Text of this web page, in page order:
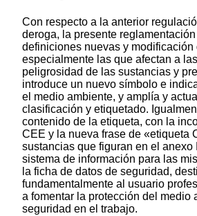
Con respecto a la anterior
deroga, la presente
definiciones nuevas y modificación
especialmente las que afectan a
peligrosidad de las sustancias y
introduce un nuevo símbolo e
el medio ambiente, y amplía y
clasificación y etiquetado.
contenido de la etiqueta, con la
CEE y la nueva frase de «etiqueta
sustancias que figuran en el anexo
sistema de información para las
la ficha de datos de seguridad,
fundamentalmente al usuario
a fomentar la protección del medio
seguridad en el trabajo.